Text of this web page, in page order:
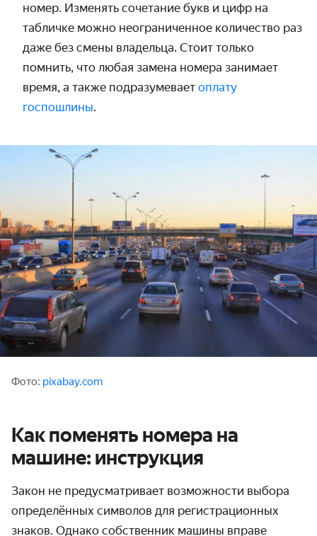
номер. Изменять сочетание букв и цифр на
табличке можно неограниченное количество раз
даже без смены владельца. Стоит только
помнить, что любая замена номера занимает
время, а также подразумевает оплату
госпошлины.
Фото: pixabay.com
Как поменять номера на
машине: инструкция
Закон не предусматривает возможности выбора
определённых символов для регистрационных
знаков. Однако собственник машины вправе